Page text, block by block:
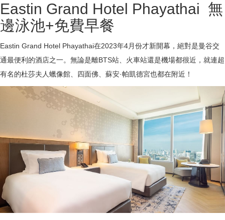
Eastin Grand Hotel Phayathai 無
邊泳池+免費早餐
Eastin Grand Hotel Phayathai在2023年4月份才新開幕，絕對是曼谷交
通最便利的酒店之一。無論是離BTS站、火車站還是機場都很近，就連超
有名的杜莎夫人蠟像館、四面佛、蘇安·帕凱德宮也都在附近！